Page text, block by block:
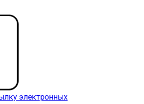
электронных